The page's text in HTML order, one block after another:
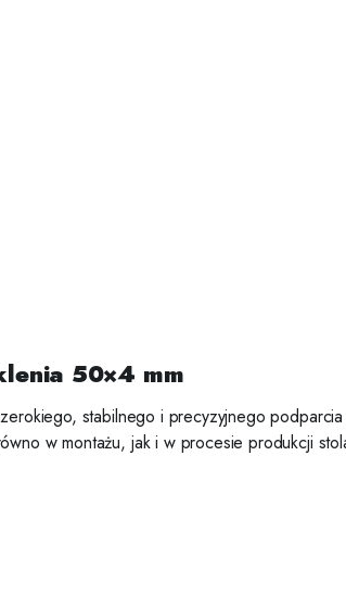
50×4 mm
stabilnego i precyzyjnego
w montażu, jak i w procesie produkcji